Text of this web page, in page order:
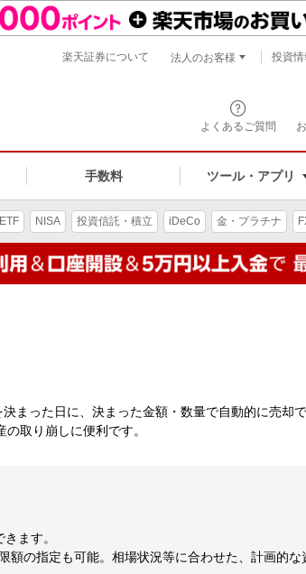
よくあるご質問
手数料 ツール・アプリ
楽天証券について 法人のお客様 投資
NISA 投資信託・積立 iDeCo 金・プラチナ
まった日に、決まった金額・数量で自動的に売却
取り崩しに便利です。
ます。
額の指定も可能。相場状況等に合わせた、計画的な